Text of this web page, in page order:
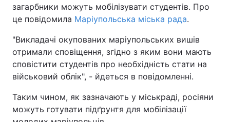
загарбники можуть мобілізувати студентів. Про
це повідомила Маріупольська міська рада.
"Викладачі окупованих маріупольських вишів
отримали сповіщення, згідно з яким вони мають
сповістити студентів про необхідність стати на
військовий облік", - йдеться в повідомленні.
Таким чином, як зазначають у міськраді, росіяни
можуть готувати підґрунтя для мобілізації